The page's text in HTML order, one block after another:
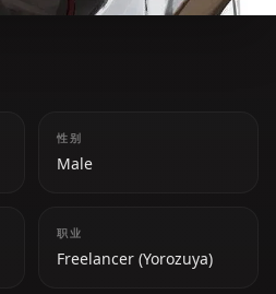
性别
Male
职业
Freelancer (Yorozuya)